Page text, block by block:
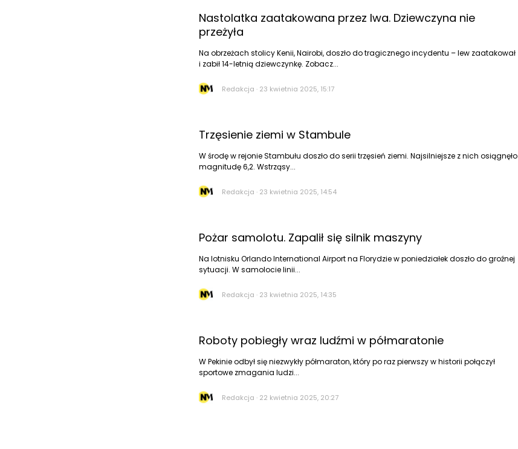
Nastolatka zaatakowana przez lwa. Dziewczyna nie
przeżyła
Na obrzeżach stolicy Kenii, Nairobi, doszło do tragicznego incydentu – lew zaatakował
i zabił 14-letnią dziewczynkę. Zobacz...
Redakcja · 23 kwietnia 2025, 15:17
Trzęsienie ziemi w Stambule
W środę w rejonie Stambułu doszło do serii trzęsień ziemi. Najsilniejsze z nich osiągnęło
magnitudę 6,2. Wstrząsy...
Redakcja · 23 kwietnia 2025, 14:54
Pożar samolotu. Zapalił się silnik maszyny
Na lotnisku Orlando International Airport na Florydzie w poniedziałek doszło do groźnej
sytuacji. W samolocie linii...
Redakcja · 23 kwietnia 2025, 14:35
Roboty pobiegły wraz ludźmi w półmaratonie
W Pekinie odbył się niezwykły półmaraton, który po raz pierwszy w historii połączył
sportowe zmagania ludzi...
Redakcja · 22 kwietnia 2025, 20:27